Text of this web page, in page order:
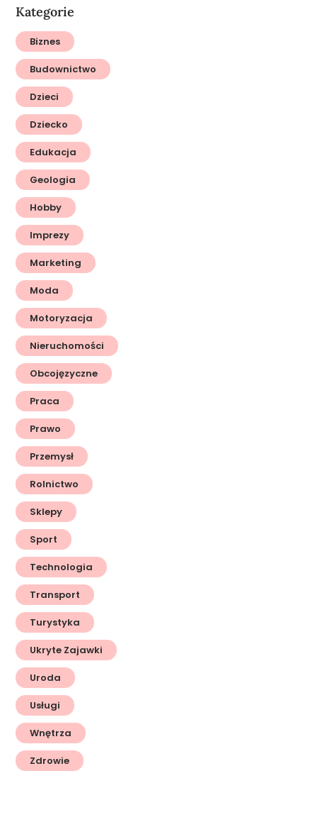
Kategorie
Biznes
Budownictwo
Dzieci
Dziecko
Edukacja
Geologia
Hobby
Imprezy
Marketing
Moda
Motoryzacja
Nieruchomości
Obcojęzyczne
Praca
Prawo
Przemysł
Rolnictwo
Sklepy
Sport
Technologia
Transport
Turystyka
Ukryte Zajawki
Uroda
Usługi
Wnętrza
Zdrowie